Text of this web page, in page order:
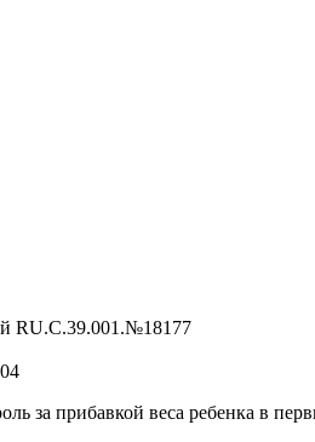
RU.C.39.001.№18177
за прибавкой веса ребенка в